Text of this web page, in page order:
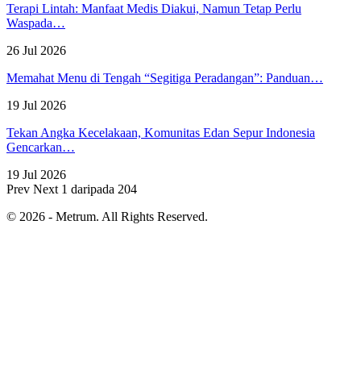
Terapi Lintah: Manfaat Medis Diakui, Namun Tetap Perlu
Waspada…
26 Jul 2026
Memahat Menu di Tengah “Segitiga Peradangan”: Panduan…
19 Jul 2026
Tekan Angka Kecelakaan, Komunitas Edan Sepur Indonesia
Gencarkan…
19 Jul 2026
Prev Next 1 daripada 204
© 2026 - Metrum. All Rights Reserved.